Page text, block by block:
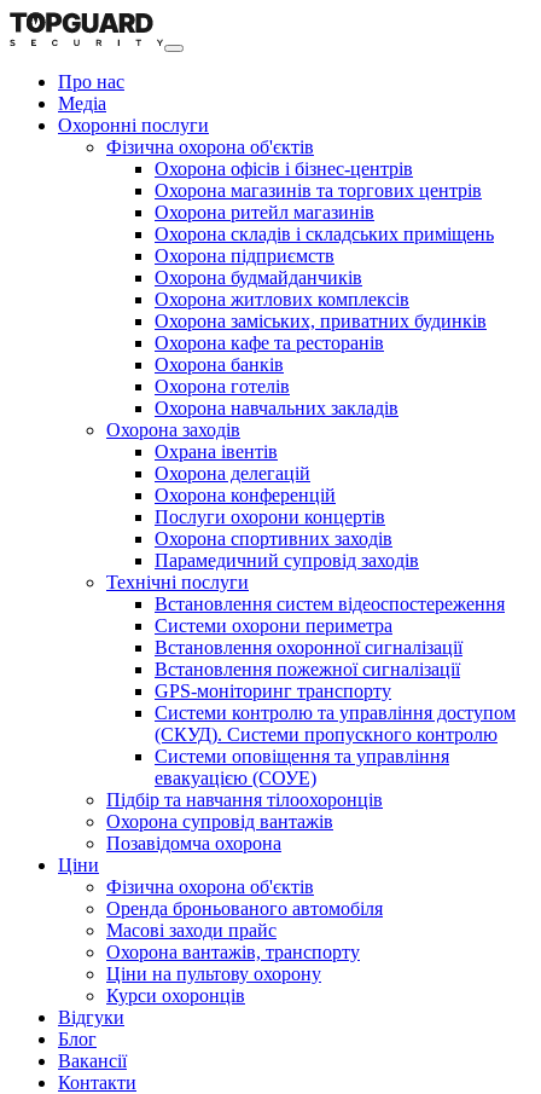
Про нас
Медіа
Охоронні послуги
Фізична охорона об'єктів
Охорона офісів і бізнес-центрів
Охорона магазинів та торгових центрів
Охорона ритейл магазинів
Охорона складів і складських приміщень
Охорона підприємств
Охорона будмайданчиків
Охорона житлових комплексів
Охорона заміських, приватних будинків
Охорона кафе та ресторанів
Охорона банків
Охорона готелів
Охорона навчальних закладів
Охорона заходів
Охрана івентів
Охорона делегацій
Охорона конференцій
Послуги охорони концертів
Охорона спортивних заходів
Парамедичний супровід заходів
Технічні послуги
Встановлення систем відеоспостереження
Системи охорони периметра
Встановлення охоронної сигналізації
Встановлення пожежної сигналізації
GPS-моніторинг транспорту
Системи контролю та управління доступом
(СКУД). Системи пропускного контролю
Системи оповіщення та управління
евакуацією (СОУЕ)
Підбір та навчання тілоохоронців
Охорона супровід вантажів
Позавідомча охорона
Ціни
Фізична охорона об'єктів
Оренда броньованого автомобіля
Масові заходи прайс
Охорона вантажів, транспорту
Ціни на пультову охорону
Курси охоронців
Відгуки
Блог
Ваканcії
Контакти